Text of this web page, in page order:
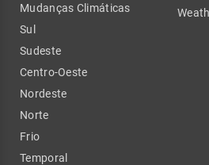
Mudanças Climáticas
Sul
Sudeste
Centro-Oeste
Nordeste
Norte
Frio
Temporal